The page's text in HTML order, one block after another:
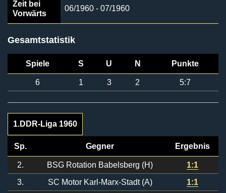
Zeit bei
Vorwärts
06/1960 - 07/1960
Gesamtstatistik
Spiele S U N Punkte
6 1 3 2 5:7
1.DDR-Liga 1960
Sp. Gegner Ergebnis
2. BSG Rotation Babelsberg (H)
1:1
3.
SC Motor Karl-Marx-Stadt (A) 1:1